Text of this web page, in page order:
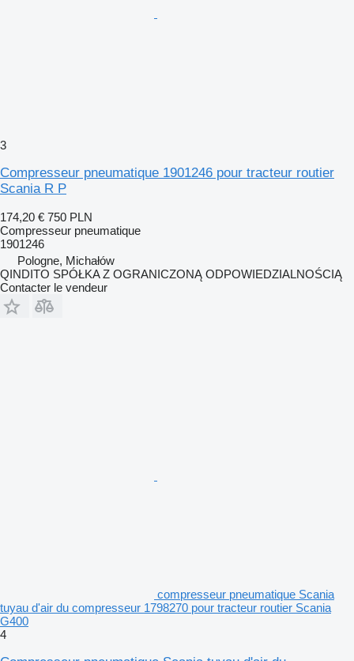
3
Compresseur pneumatique 1901246 pour tracteur routier
Scania R P
174,20 € 750 PLN
Compresseur pneumatique
1901246
Pologne, Michałów
QINDITO SPÓŁKA Z OGRANICZONĄ ODPOWIEDZIALNOŚCIĄ
Contacter le vendeur
compresseur pneumatique Scania
tuyau d'air du compresseur 1798270 pour tracteur routier Scania
G400
4